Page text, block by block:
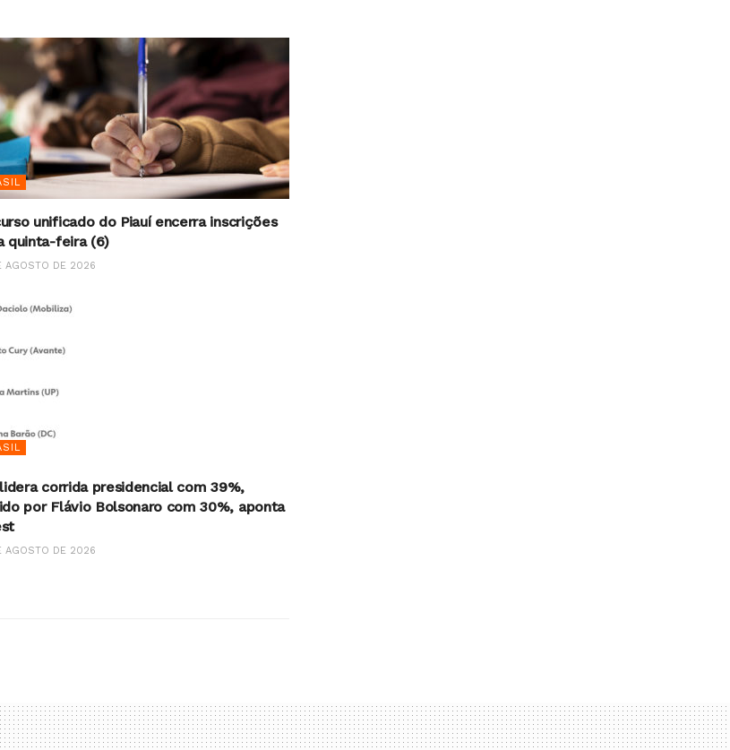
unificado do Piauí encerra inscrições
quinta-feira (6)
AGOSTO DE 2026
corrida presidencial com 39%,
por Flávio Bolsonaro com 30%, aponta
AGOSTO DE 2026